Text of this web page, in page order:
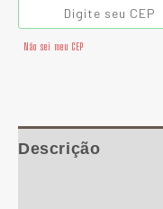
Não sei meu CEP
Descrição